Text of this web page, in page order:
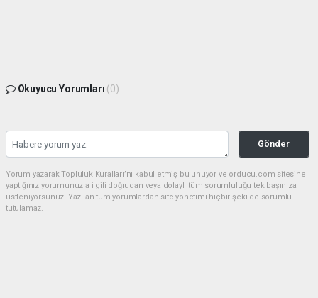
Okuyucu Yorumları (0)
Gönder
Yorum yazarak Topluluk Kuralları’nı kabul etmiş bulunuyor ve orducu.com sitesine
yaptığınız yorumunuzla ilgili doğrudan veya dolaylı tüm sorumluluğu tek başınıza
üstleniyorsunuz. Yazılan tüm yorumlardan site yönetimi hiçbir şekilde sorumlu
tutulamaz.